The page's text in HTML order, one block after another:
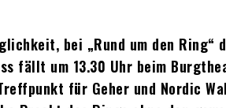
bei „Rund um den Ring“
fällt um 13.30 Uhr beim
für Geher und Nordic